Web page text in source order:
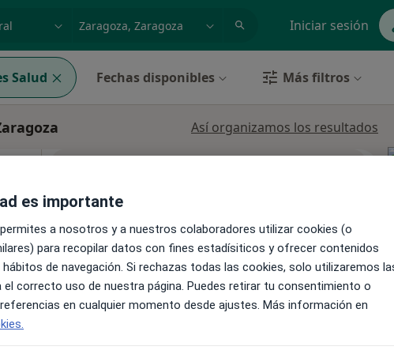
o nombre Iniciar sesión
Salud Fechas disponibles Más filtros
Así organizamos los resultados
es importante
a nosotros y a nuestros colaboradores utilizar cookies (o
para recopilar datos con fines estadísiticos y ofrecer contenidos
de navegación. Si rechazas todas las cookies, solo utilizaremos
el correcto uso de nuestra página. Puedes retirar tu consentimiento o
en cualquier momento desde ajustes. Más información en